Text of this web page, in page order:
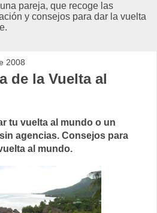
pareja, que recoge las
y consejos para dar la vuelta
2008
de la Vuelta al
tu vuelta al mundo o un
agencias. Consejos para
al mundo.